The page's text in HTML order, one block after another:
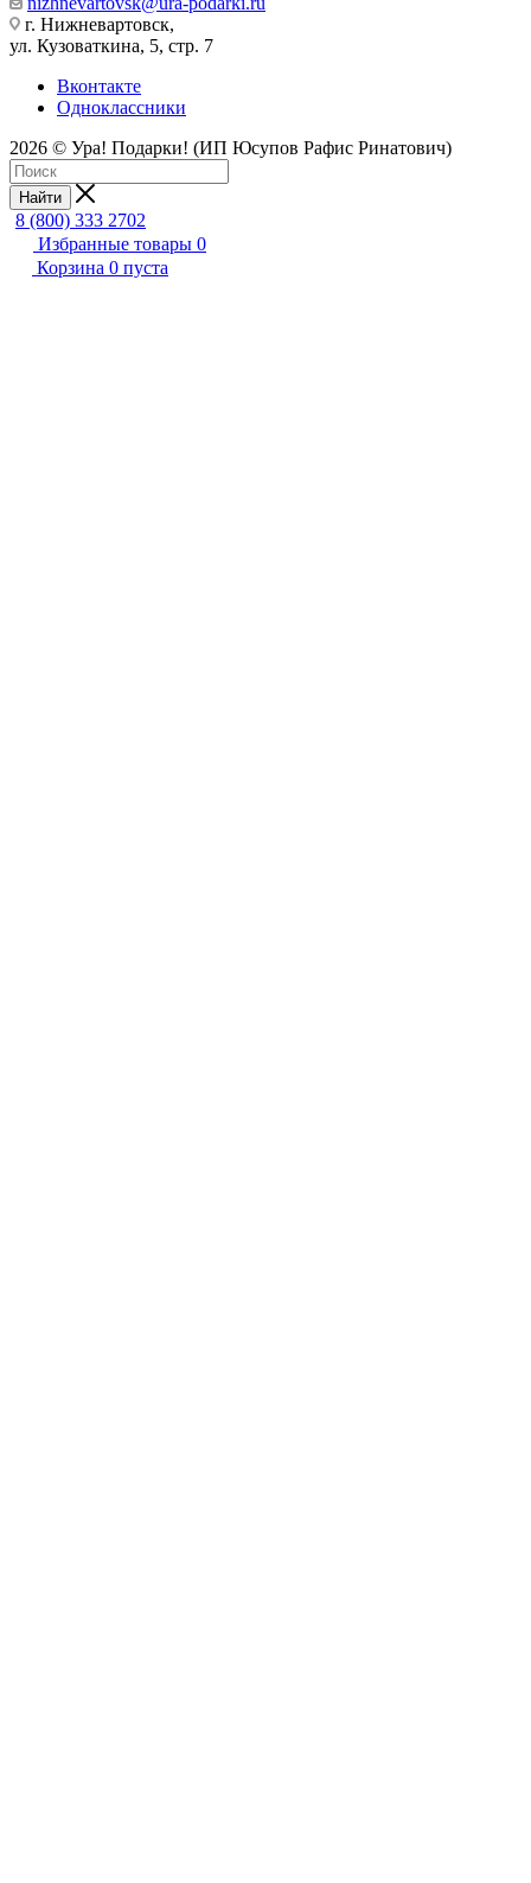
г. Нижневартовск,
ул. Кузоваткина, 5, стр. 7
Вконтакте
Одноклассники
2026 © Ура! Подарки! (ИП Юсупов Рафис Ринатович)
Найти
8 (800) 333 2702
Избранные товары 0
Корзина 0 пуста